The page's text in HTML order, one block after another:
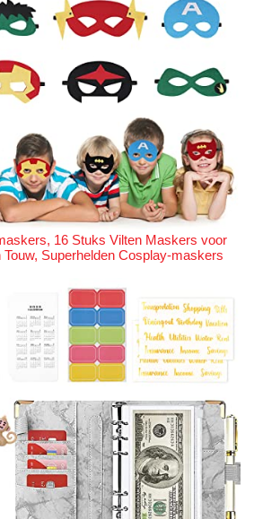
16 Stuks Vilten Maskers voor
Superhelden Cosplay-maskers